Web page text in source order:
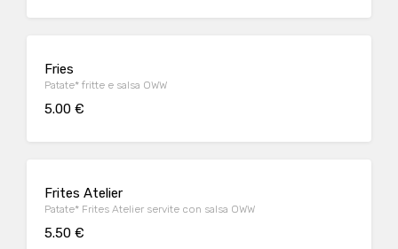
Fries
Patate* fritte e salsa OWW
5.00 €
Frites Atelier
Patate* Frites Atelier servite con salsa OWW
5.50 €